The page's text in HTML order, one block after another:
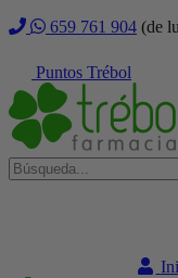
659 761 904 (de
Puntos Trébol